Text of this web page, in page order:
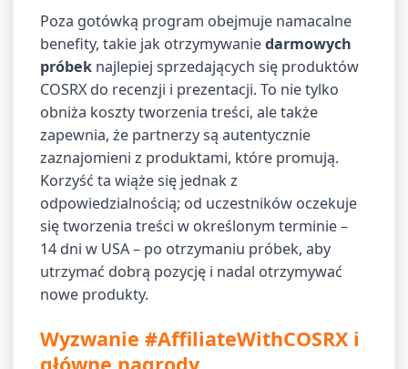
Poza gotówką program obejmuje namacalne
benefity, takie jak otrzymywaniedarmowych
próbek najlepiej sprzedających się produktów
COSRX do recenzji i prezentacji. To nie tylko
obniża koszty tworzenia treści, ale także
zapewnia, że partnerzy są autentycznie
zaznajomieni z produktami, które promują.
Korzyść ta wiąże się jednak z
odpowiedzialnością; od uczestników oczekuje
się tworzenia treści w określonym terminie –
14 dni w USA – po otrzymaniu próbek, aby
utrzymać dobrą pozycję i nadal otrzymywać
nowe produkty.
Wyzwanie #AffiliateWithCOSRX i